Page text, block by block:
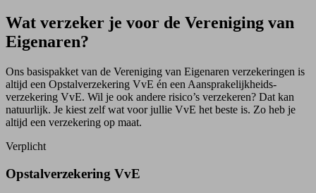
Wat verzeker je voor de Vereniging van
Eigenaren?
Ons basispakket van de Vereniging van Eigenaren verzekeringen is
altijd een Opstalverzekering VvE én een Aansprakelijkheids­
verzekering VvE. Wil je ook andere risico’s verzekeren? Dat kan
natuurlijk. Je kiest zelf wat voor jullie VvE het beste is. Zo heb je
altijd een verzekering op maat.
Verplicht
Opstalverzekering VvE